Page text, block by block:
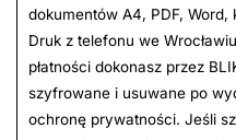
dokumentów A4, PDF,
Druk z telefonu we
płatności dokonasz przez
szyfrowane i usuwane po
ochronę prywatności. Jeśli